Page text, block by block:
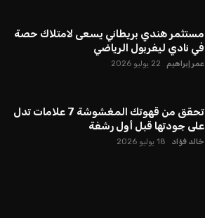
مستثمر هندي بريطاني يسعى لامتلاك حصة
في نادي ليفربول الرياضي
عمر إبراهيم 22 يوليو 2026
تحقق من قهوتك المغشوشة 7 علامات تدل
على جودتها قبل أول رشفة
خالد فؤاد 18 يوليو 2026